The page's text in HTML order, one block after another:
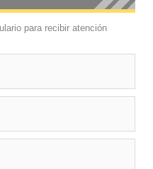
para recibir atención